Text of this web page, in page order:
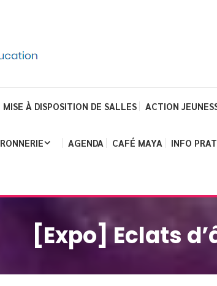
MISE À DISPOSITION DE SALLES ACTION
AGENDA CAFÉ MAYA INFO
[Expo] Eclats